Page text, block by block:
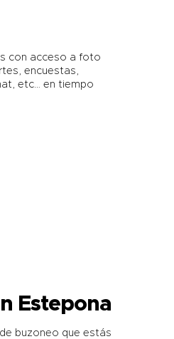
con acceso a foto
encuestas,
etc… en tiempo
Estepona
buzoneo que estás